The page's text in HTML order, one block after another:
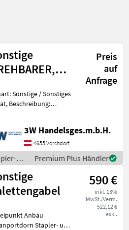
Filter
Preis
auf
Anfrage
Sonstige / Sonstiges
Tragfähigkeit
500 kg und zugelassen
Personen.
3W Handelsges.m.b.H.
4655 Vorchdorf
Premium Plus Händler
590 €
inkl. 13%
MwSt./Verm.
522,12 €
exkl.
Anbau
Stapler- und